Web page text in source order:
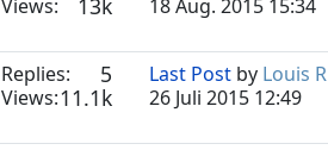
Views: 13k
18 Aug. 2015 15:34
Replies: 5
Views:11.1k
Last Post by Louis R
26 Juli 2015 12:49